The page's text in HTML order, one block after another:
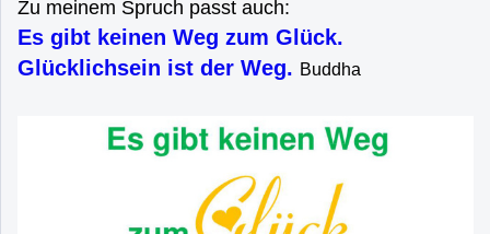
Zu meinem Spruch passt auch:
Es gibt keinen Weg zum Glück.
Glücklichsein ist der Weg. Buddha